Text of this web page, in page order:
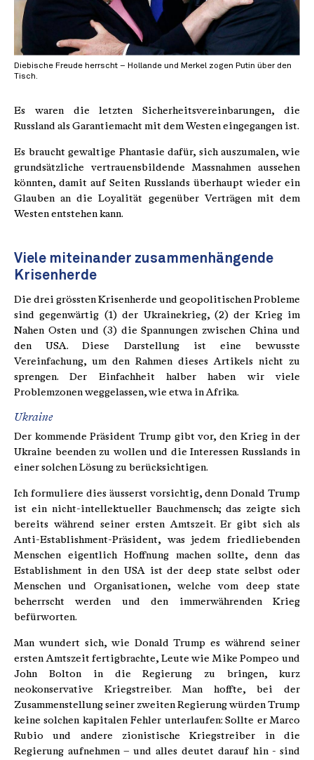
Diebische Freude herrscht – Hollande und Merkel zogen Putin über den
Tisch.
Es waren die letzten Sicherheitsvereinbarungen, die
Russland als Garantiemacht mit dem Westen eingegangen ist.
Es braucht gewaltige Phantasie dafür, sich auszumalen, wie
grundsätzliche vertrauensbildende Massnahmen aussehen
könnten, damit auf Seiten Russlands überhaupt wieder ein
Glauben an die Loyalität gegenüber Verträgen mit dem
Westen entstehen kann.
Viele miteinander zusammenhängende
Krisenherde
Die drei grössten Krisenherde und geopolitischen Probleme
sind gegenwärtig (1) der Ukrainekrieg, (2) der Krieg im
Nahen Osten und (3) die Spannungen zwischen China und
den USA. Diese Darstellung ist eine bewusste
Vereinfachung, um den Rahmen dieses Artikels nicht zu
sprengen. Der Einfachheit halber haben wir viele
Problemzonen weggelassen, wie etwa in Afrika.
Ukraine
Der kommende Präsident Trump gibt vor, den Krieg in der
Ukraine beenden zu wollen und die Interessen Russlands in
einer solchen Lösung zu berücksichtigen.
Ich formuliere dies äusserst vorsichtig, denn Donald Trump
ist ein nicht-intellektueller Bauchmensch; das zeigte sich
bereits während seiner ersten Amtszeit. Er gibt sich als
Anti-Establishment-Präsident, was jedem friedliebenden
Menschen eigentlich Hoffnung machen sollte, denn das
Establishment in den USA ist der deep state selbst oder
Menschen und Organisationen, welche vom deep state
beherrscht werden und den immerwährenden Krieg
befürworten.
Man wundert sich, wie Donald Trump es während seiner
ersten Amtszeit fertigbrachte, Leute wie Mike Pompeo und
John Bolton in die Regierung zu bringen, kurz
neokonservative Kriegstreiber. Man hoffte, bei der
Zusammenstellung seiner zweiten Regierung würden Trump
keine solchen kapitalen Fehler unterlaufen: Sollte er Marco
Rubio und andere zionistische Kriegstreiber in die
Regierung aufnehmen – und alles deutet darauf hin - sind